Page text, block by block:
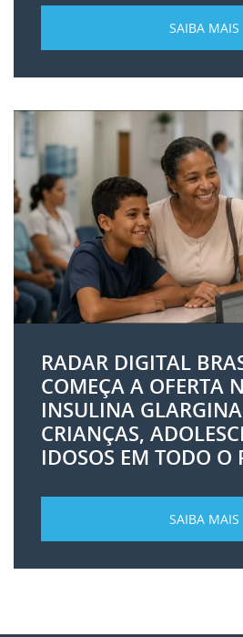
SAIBA MAIS
RADAR DIGITAL
COMEÇA A OFERTA
INSULINA
CRIANÇAS,
IDOSOS EM TODO O
SAIBA MAIS